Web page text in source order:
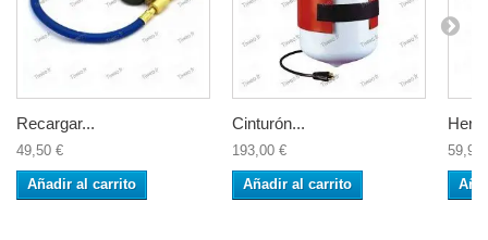
Recargar...
49,50 €
Añadir al carrito
Cinturón...
193,00 €
Añadir al carrito
59,90